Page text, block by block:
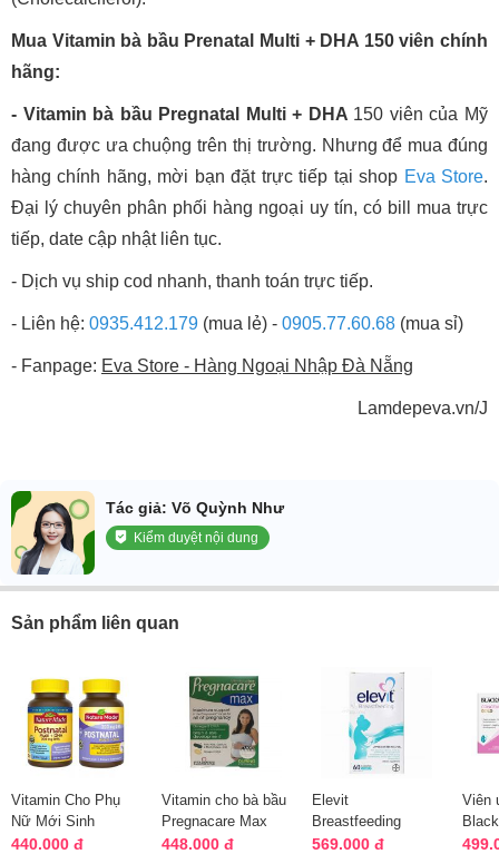
Mua Vitamin bà bầu Prenatal Multi + DHA 150 viên chính
hãng:
- Vitamin bà bầu Pregnatal Multi + DHA 150 viên của Mỹ
đang được ưa chuộng trên thị trường. Nhưng để mua đúng
hàng chính hãng, mời bạn đặt trực tiếp tại shop Eva Store.
Đại lý chuyên phân phối hàng ngoại uy tín, có bill mua trực
tiếp, date cập nhật liên tục.
- Dịch vụ ship cod nhanh, thanh toán trực tiếp.
- Liên hệ: 0935.412.179 (mua lẻ) - 0905.77.60.68 (mua sỉ)
- Fanpage: Eva Store - Hàng Ngoại Nhập Đà Nẵng
Lamdepeva.vn/J
Tác giả: Võ Quỳnh Như
Kiểm duyệt nội dung
Sản phẩm liên quan
Vitamin Cho Phụ
Nữ Mới Sinh
Postnatal Multi
440.000 đ
Vitamin cho bà bầu
Pregnacare Max
hộp 84 viên chuẩn
448.000 đ
Elevit
Breastfeeding
Bayer cho phụ nữ
569.000 đ
Viên